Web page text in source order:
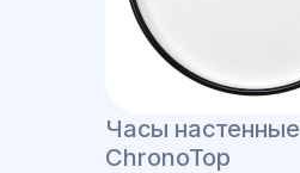
Часы настенные
ChronoTop